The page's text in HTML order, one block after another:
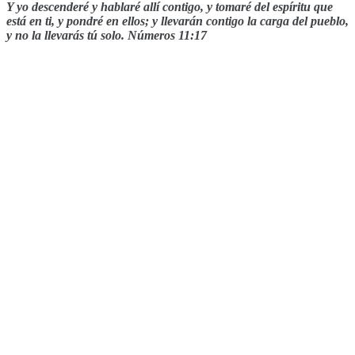
Y yo descenderé y hablaré allí contigo, y tomaré del espíritu que
está en ti, y pondré en ellos; y llevarán contigo la carga del pueblo,
y no la llevarás tú solo. Números 11:17